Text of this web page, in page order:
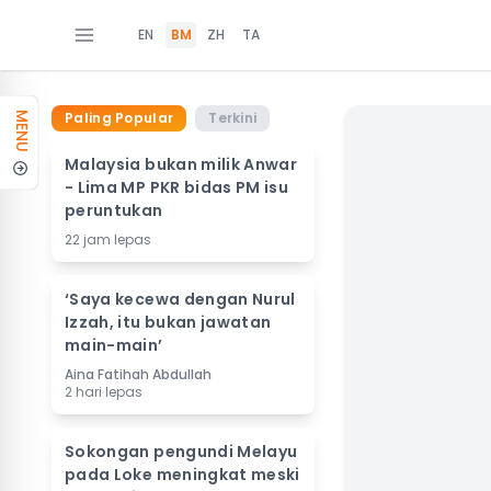
EN BM ZH TA
MENU Paling Popular Terkini
Malaysia bukan milik Anwar
- Lima MP PKR bidas PM isu
peruntukan
22 jam lepas
‘Saya kecewa dengan Nurul
Izzah, itu bukan jawatan
main-main’
Aina Fatihah Abdullah
2 hari lepas
Sokongan pengundi Melayu
pada Loke meningkat meski